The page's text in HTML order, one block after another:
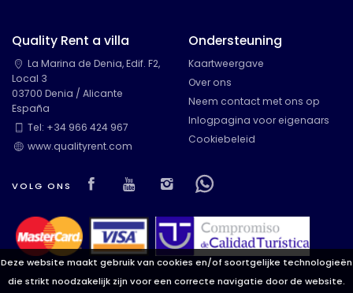
Deze website maakt gebruik van cookies en/of soortgelijke technologieën
die strikt noodzakelijk zijn voor een correcte navigatie door de website.
Diensten
Uitzichten
Extra categorieën
Quality Rent a villa
La Marina de Denia, Edif. F2,
Local 3
03700 Denia / Alicante
España
Tel: +34 966 424 967
www.qualityrent.com
VOLG ONS Visit our Facebook page
Visit our youtube page
Visit our isntagram
Visit our
Ondersteuning
Kaartweergave
Over ons
Neem contact met ons op
Inlogpagina voor eigenaars
Cookiebeleid